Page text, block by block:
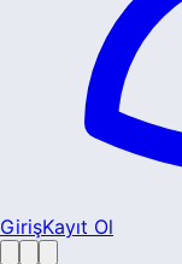
GirişKayıt Ol